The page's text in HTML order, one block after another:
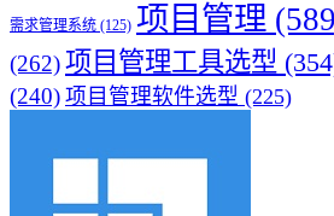
需求管理系统 (125) 项目管理
(262)项目管理工具选型
(240) 项目管理软件选型 (225)